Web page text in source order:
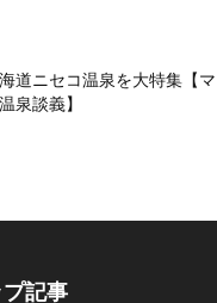
道ニセコ温泉を大特集【マ
泉談義】
記事